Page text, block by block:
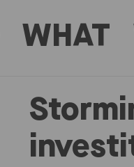
WHAT